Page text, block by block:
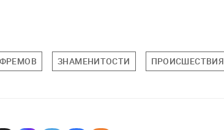
ЗНАМЕНИТОСТИ ПРОИСШЕСТВИЯ